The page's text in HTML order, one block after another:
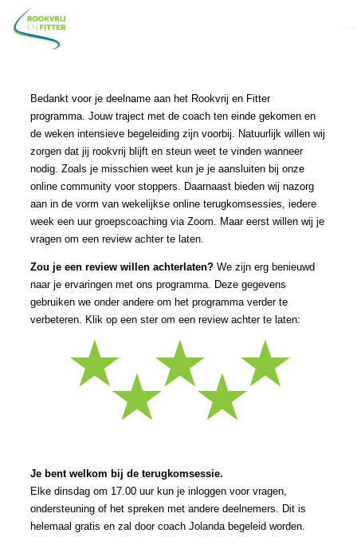
Bedankt voor je deelname aan het Rookvrij en Fitter
programma. Jouw traject met de coach ten einde gekomen en
de weken intensieve begeleiding zijn voorbij. Natuurlijk willen wij
zorgen dat jij rookvrij blijft en steun weet te vinden wanneer
nodig. Zoals je misschien weet kun je je aansluiten bij onze
online community voor stoppers. Daarnaast bieden wij nazorg
aan in de vorm van wekelijkse online terugkomsessies, iedere
week een uur groepscoaching via Zoom. Maar eerst willen wij je
vragen om een review achter te laten.
Zou je een review willen achterlaten?We zijn erg benieuwd
naar je ervaringen met ons programma. Deze gegevens
gebruiken we onder andere om het programma verder te
verbeteren. Klik op een ster om een review achter te laten:
★ ★ ★
★ ★
Je bent welkom bij de terugkomsessie.
Elke dinsdag om 17.00 uur kun je inloggen voor vragen,
ondersteuning of het spreken met andere deelnemers. Dit is
helemaal gratis en zal door coach Jolanda begeleid worden.